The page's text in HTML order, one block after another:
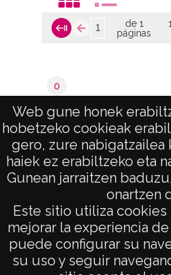
Web gune honek
hobetzeko cookieak
gero, zure nabigatzailea
haiek ez erabiltzeko eta
Gunean jarraitzen
onartzen
Este sitio utiliza
mejorar la experiencia
puede configurar su
su uso y seguir
de 1
páginas
0
de 1
páginas
AVISO LEGAL
POLÍTICA DE
ACCESIBILIDAD
ATENCIÓN